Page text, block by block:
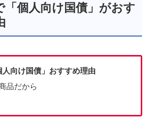
「個人向け国債」がおす
人向け国債」おすすめ理由
品だから